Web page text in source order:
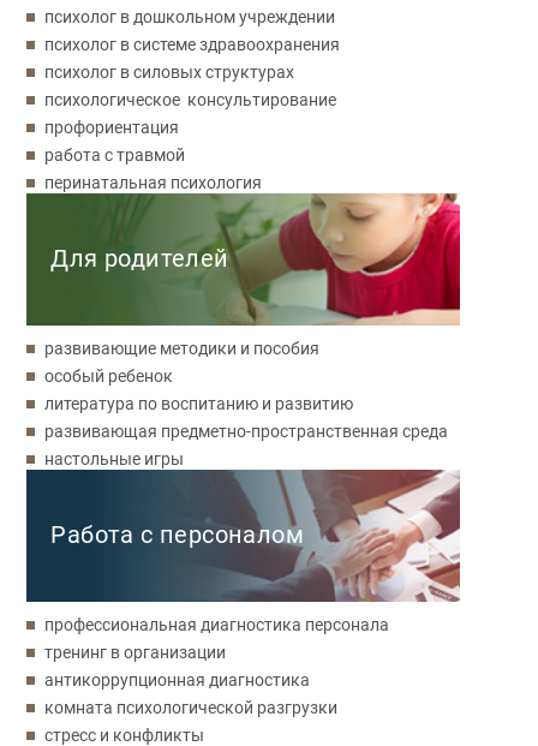
психолог в дошкольном учреждении
психолог в системе здравоохранения
психолог в силовых структурах
психологическое консультирование
профориентация
работа с травмой
перинатальная психология
Для родителей
развивающие методики и пособия
особый ребенок
литература по воспитанию и развитию
развивающая предметно-пространственная среда
настольные игры
Работа с персоналом
профессиональная диагностика персонала
тренинг в организации
антикоррупционная диагностика
комната психологической разгрузки
стресс и конфликты